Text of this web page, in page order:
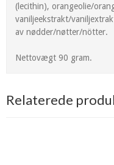
(lecithin), orangeolie/
vaniljeekstrakt/
av nødder/nøtter/nötter.
Nettovægt 90 gram.
Relaterede